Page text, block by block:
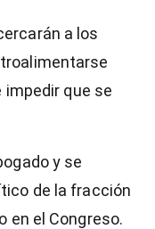
a los
que se
y se
de la fracción
en el Congreso.